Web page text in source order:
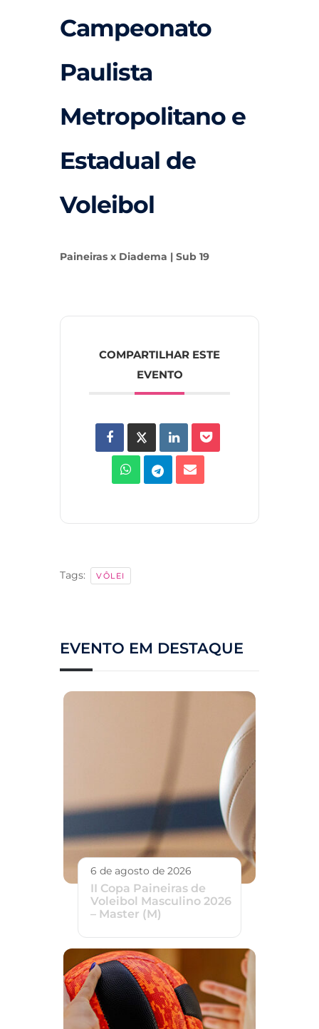
Campeonato
Paulista
Metropolitano e
Estadual de
Voleibol
Paineiras x Diadema | Sub 19
COMPARTILHAR ESTE
EVENTO
Tags: VÔLEI
EVENTO EM DESTAQUE
6 de agosto de 2026
II Copa Paineiras de
Voleibol Masculino 2026
– Master (M)